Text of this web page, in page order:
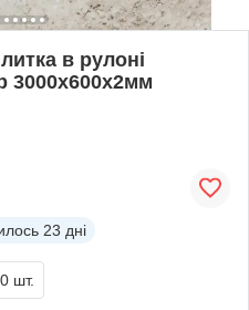
в рулоні
3000х600х2мм
23 дні
шт.